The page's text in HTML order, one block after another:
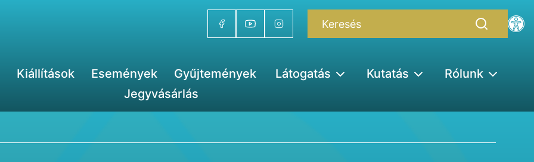
Kiállítások Események Gyűjtemények Látogatás Kutatás
Rólunk
Jegyvásárlás